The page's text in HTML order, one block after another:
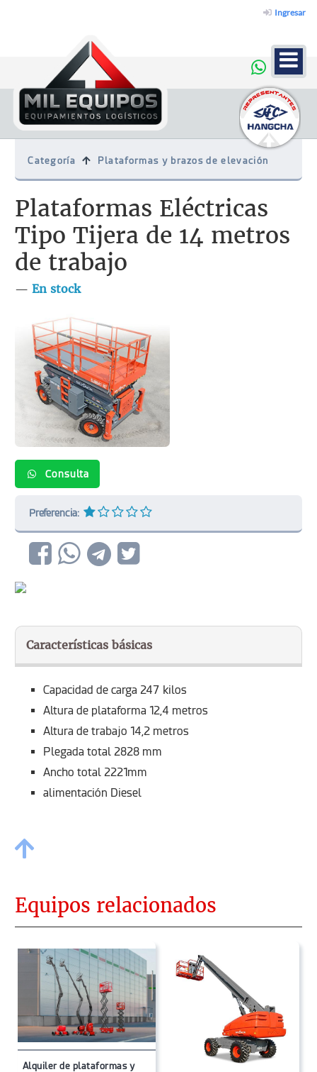
Ingresar
Categoría Plataformas y brazos de elevación
Plataformas Eléctricas
Tipo Tijera de 14 metros
de trabajo
—En stock
Consulta
Preferencia:
Características básicas
Capacidad de carga 247 kilos
Altura de plataforma 12,4 metros
Altura de trabajo 14,2 metros
Plegada total 2828 mm
Ancho total 2221mm
alimentación Diesel
Equipos relacionados
Alquiler de plataformas y